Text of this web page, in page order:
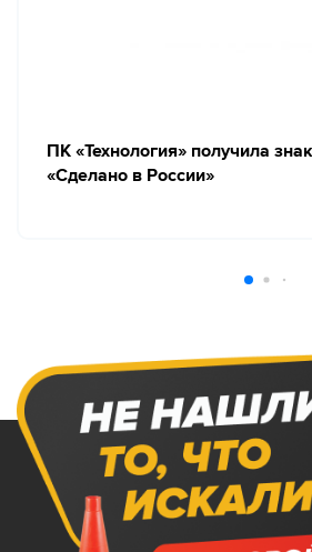
ПК «Технология» получила
«Сделано в России»